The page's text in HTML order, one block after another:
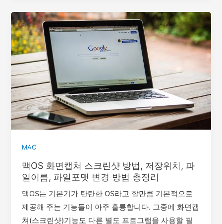
MAC
맥OS 화면캡쳐 스크린샷 방법, 저장위치, 파
일이름, 파일포맷 변경 방법 총정리
맥OS는 기본기가 탄탄한 OS라고 할만큼 기본적으로
제공해 주는 기능들이 아주 훌륭합니다. 그중에 화면캡
쳐(스크린샷)기능도 다른 별도 프로그램을 사용할 필